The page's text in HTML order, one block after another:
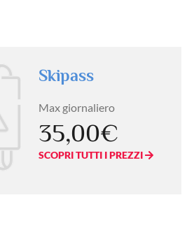
Skipass
Max giornaliero
35,00€
SCOPRI TUTTI I PREZZI